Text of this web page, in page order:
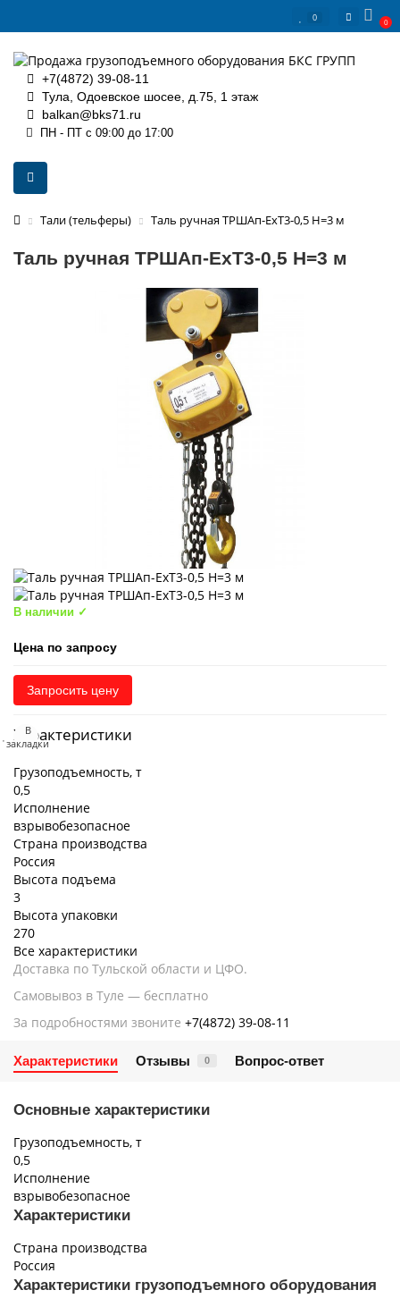
0 0
+7(4872) 39-08-11
Тула, Одоевское шосее, д.75, 1 этаж
balkan@bks71.ru
ПН - ПТ с 09:00 до 17:00
Тали (тельферы) Таль ручная ТРШАп-ЕхТ3-0,5 Н=3 м
Таль ручная ТРШАп-ЕхТ3-0,5 Н=3 м
В наличии ✓
Цена по запросу
Запросить цену
В
закладки
Характеристики
Грузоподъемность, т
0,5
Исполнение
взрывобезопасное
Страна производства
Россия
Высота подъема
3
Высота упаковки
270
Все характеристики
Доставка по Тульской области и ЦФО.
Самовывоз в Туле — бесплатно
За подробностями звоните +7(4872) 39-08-11
Характеристики Отзывы 0 Вопрос-ответ
Основные характеристики
Грузоподъемность, т
0,5
Исполнение
взрывобезопасное
Характеристики
Страна производства
Россия
Характеристики грузоподъемного оборудования